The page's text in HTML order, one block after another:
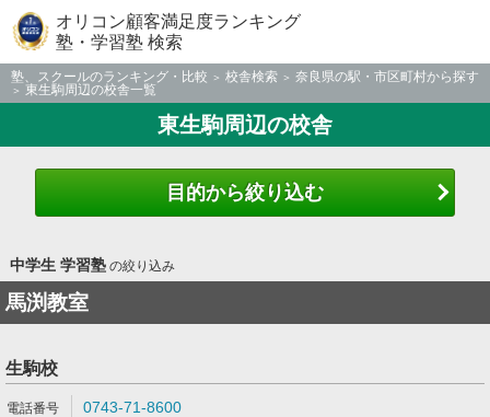
オリコン顧客満足度ランキング
塾・学習塾 検索
塾、スクールのランキング・比較 校舎検索
奈良県の駅・市区町村から探す
東生駒周辺の校舎一覧
東生駒周辺の校舎
目的から絞り込む
中学生 学習塾の絞り込み
馬渕教室
生駒校
0743-71-8600